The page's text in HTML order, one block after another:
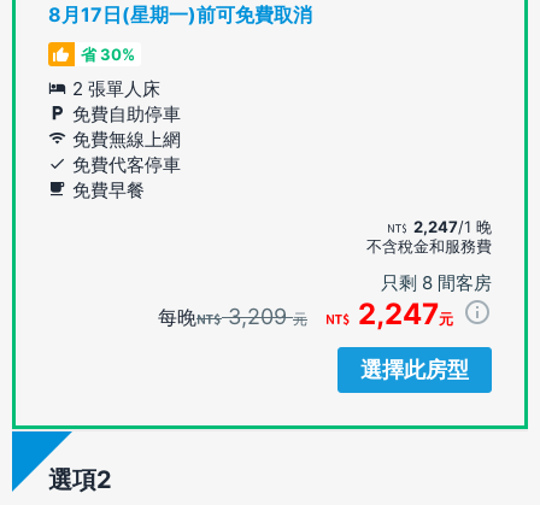
8月17日(星期一)前可免費取消
省 30%
2 張單人床
免費自助停車
免費無線上網
免費代客停車
免費早餐
2,247/1 晚
不含稅金和服務費
只剩 8 間客房
每晚 3,209元 2,247元
選擇此房型
選項